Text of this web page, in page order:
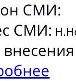
СМИ:
СМИ: